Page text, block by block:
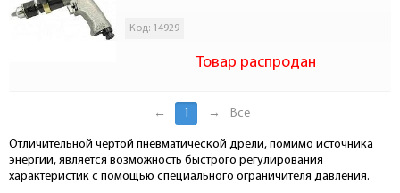
Код: 14929
Товар распродан
← 1 → Все
Отличительной чертой пневматической дрели, помимо источника
энергии, является возможность быстрого регулирования
характеристик с помощью специального ограничителя давления.